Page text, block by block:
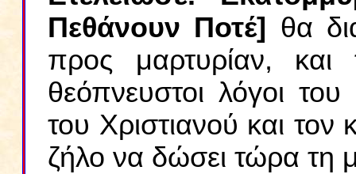
Πεθάνουν Ποτέ] θα
προς μαρτυρίαν,
θεόπνευστοι λόγοι
του Χριστιανού και τον
ζήλο να δώσει τώρα τη